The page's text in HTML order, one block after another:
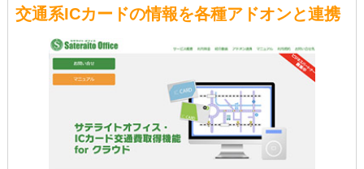
交通系ICカードの情報を各種アドオンと連携